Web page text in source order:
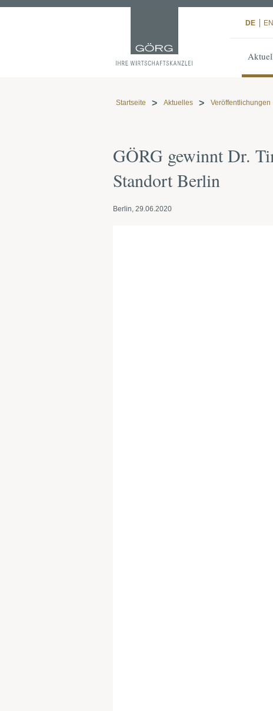
DE EN
Startseite Aktuelles Veröffentlichungen
GÖRG gewinnt Dr.
Standort Berlin
Berlin, 29.06.2020